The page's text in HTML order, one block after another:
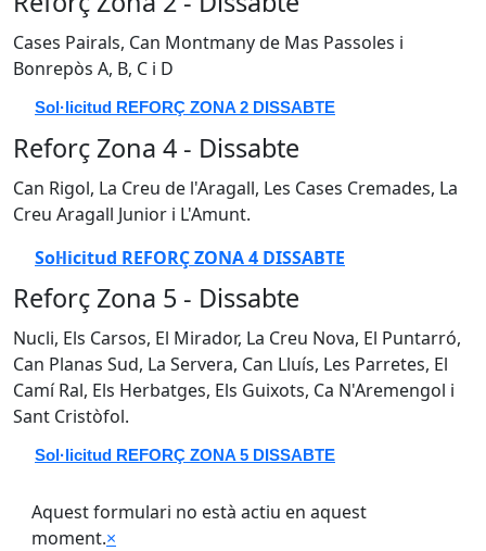
Cases Pairals, Can Montmany de Mas Passoles i
Bonrepòs A, B, C i D
Sol·licitud REFORÇ ZONA 2 DISSABTE
Reforç Zona 4 - Dissabte
Can Rigol, La Creu de l'Aragall, Les Cases Cremades, La
Creu Aragall Junior i L'Amunt.
Sol·licitud REFORÇ ZONA 4 DISSABTE
Reforç Zona 5 - Dissabte
Nucli, Els Carsos, El Mirador, La Creu Nova, El Puntarró,
Can Planas Sud, La Servera, Can Lluís, Les Parretes, El
Camí Ral, Els Herbatges, Els Guixots, Ca N'Aremengol i
Sant Cristòfol.
Sol·licitud REFORÇ ZONA 5 DISSABTE
Aquest formulari no està actiu en aquest
moment.×